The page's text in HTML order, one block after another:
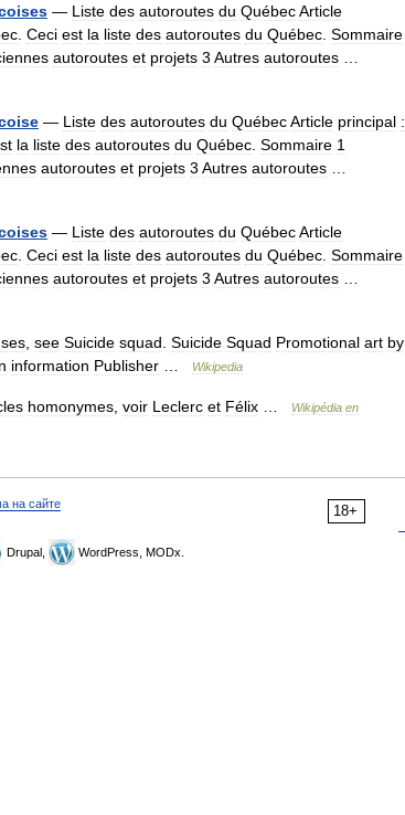
— Liste des autoroutes du QuébecArticle
Ceci est la liste des autoroutes du Québec Sommaire
autoroutes et projets 3 Autres autoroutes
— Liste des autoroutes du QuébecArticle principal :
la liste des autoroutes du Québec Sommaire 1
autoroutes et projets 3 Autres autoroutes
— Liste des autoroutes du QuébecArticle
Ceci est la liste des autoroutes du Québec Sommaire
autoroutes et projets 3 Autres autoroutes
see Suicide squad Suicide Squad Promotional art by
information Publisher Wikipedia
homonymes voir Leclerc et Félix Wikipédia en
18+
на сайте
Drupal, WordPress, MODx.